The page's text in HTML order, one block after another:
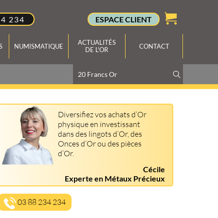
234 ESPACE CLIENT
NUMISMATIQUE
ACTUALITÉS
DE L'OR
CONTACT
Diversifiez vos achats d’Or
physique en investissant
dans des lingots d’Or, des
Onces d’Or ou des pièces
d’Or.
Cécile
Experte en Métaux Précieux
03 88 234 234